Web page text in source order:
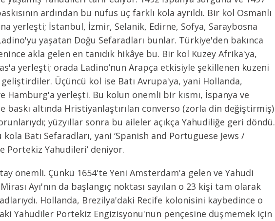
ardından bu nüfus üç farklı kola ayrıldı. Bir kol Osmanlı
yerleşti; İstanbul, İzmir, Selanik, Edirne, Sofya, Saraybosna
yaşatan Doğu Sefaradları bunlar. Türkiye'den bakınca
akla gelen en tanıdık hikâye bu. Bir kol Kuzey Afrika'ya,
yerleşti; orada Ladino’nun Arapça etkisiyle şekillenen kuzeni
geliştirdiler. Üçüncü kol ise Batı Avrupa'ya, yani Hollanda,
Hamburg'a yerleşti. Bu kolun önemli bir kısmı, İspanya ve
baskı altında Hristiyanlaştırılan converso (zorla din değiştirmiş)
yüzyıllar sonra bu aileler açıkça Yahudiliğe geri döndü.
kola Batı Sefaradları, yani ‘Spanish and Portuguese Jews /
Portekiz Yahudileri’ deniyor.
önemli. Çünkü 1654'te Yeni Amsterdam'a gelen ve Yahudi
Ayı'nın da başlangıç noktası sayılan o 23 kişi tam olarak
Hollanda, Brezilya'daki Recife kolonisini kaybedince o
Yahudiler Portekiz Engizisyonu'nun pençesine düşmemek için